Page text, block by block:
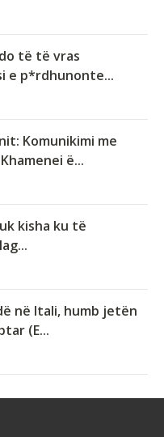
të të vras
e p*rdhunonte...
Komunikimi me
ë...
kisha ku të
në Itali, humb jetën
(E...